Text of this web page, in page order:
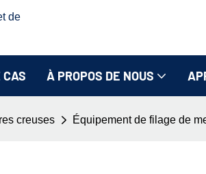
de
CAS À PROPOS DE NOUS
creuses Équipement de filage de